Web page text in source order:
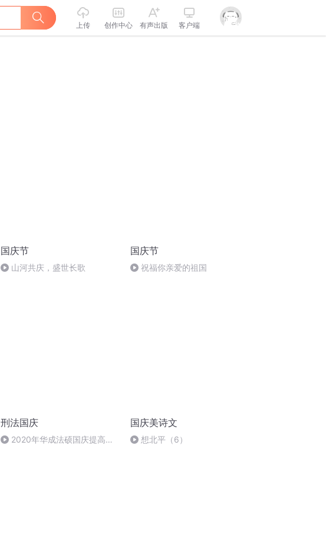
上传 创作中心 有声出版 客户端
国庆节
山河共庆，盛世长歌
国庆节
祝福你亲爱的祖国
刑法国庆
2020年华成法硕国庆提高班
国庆美诗文
想北平（6）